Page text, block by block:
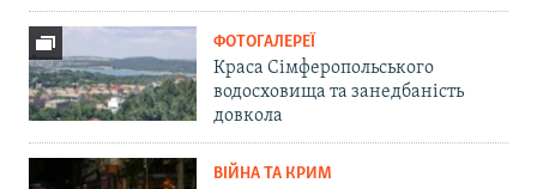
ФОТОГАЛЕРЕЇ
Краса Сімферопольського
водосховища та занедбаність
довкола
ВІЙНА ТА КРИМ